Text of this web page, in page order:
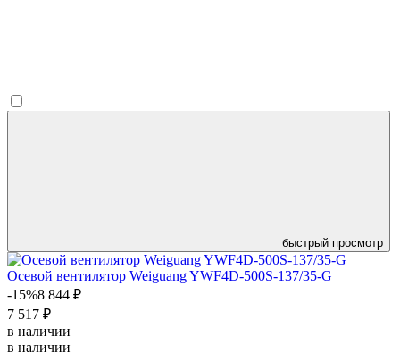
быстрый просмотр
Осевой вентилятор Weiguang YWF4D-500S-137/35-G
-15%8 844 ₽
7 517 ₽
в наличии
в наличии